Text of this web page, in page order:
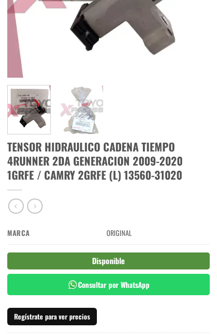
TENSOR HIDRAULICO CADENA TIEMPO
4RUNNER 2DA GENERACION 2009-2020
1GRFE / CAMRY 2GRFE (L) 13560-31020
MARCA ORIGINAL
Disponible
Consultar por WhatsApp
Regístrate para ver precios